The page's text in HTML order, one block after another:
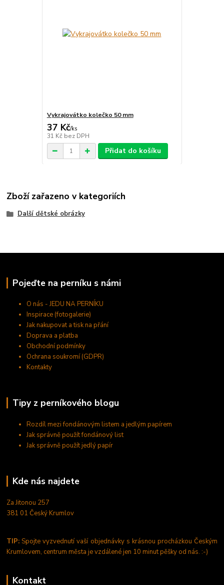
Vykrajovátko kolečko 50 mm
37 Kč/ks
31 Kč bez DPH
Přidat do košíku
Zboží zařazeno v kategoriích
Další dětské obrázky
Pojeďte na perníku s námi
O nás - JEDU NA PERNÍKU
Inspirace (fotogalerie)
Jak nakupovat a tisk na přání
Doprava a platba
Obchodní podmínky
Ochrana soukromí (GDPR)
Kontakty
Tipy z perníkového blogu
Rozdíl mezi fondánovým listem a jedlým papírem
Jak správně použít fondánový list
Jak správně použít jedlý papír
Kde nás najdete
Za Jitonou 257
381 01 Český Krumlov
TIP: Spojte vyzvednutí vaší objednávky s krásnou procházkou Českým
Krumlovem, centrum města je vzdálené jen 10 minut pěšky od nás. :-)
Kontakt